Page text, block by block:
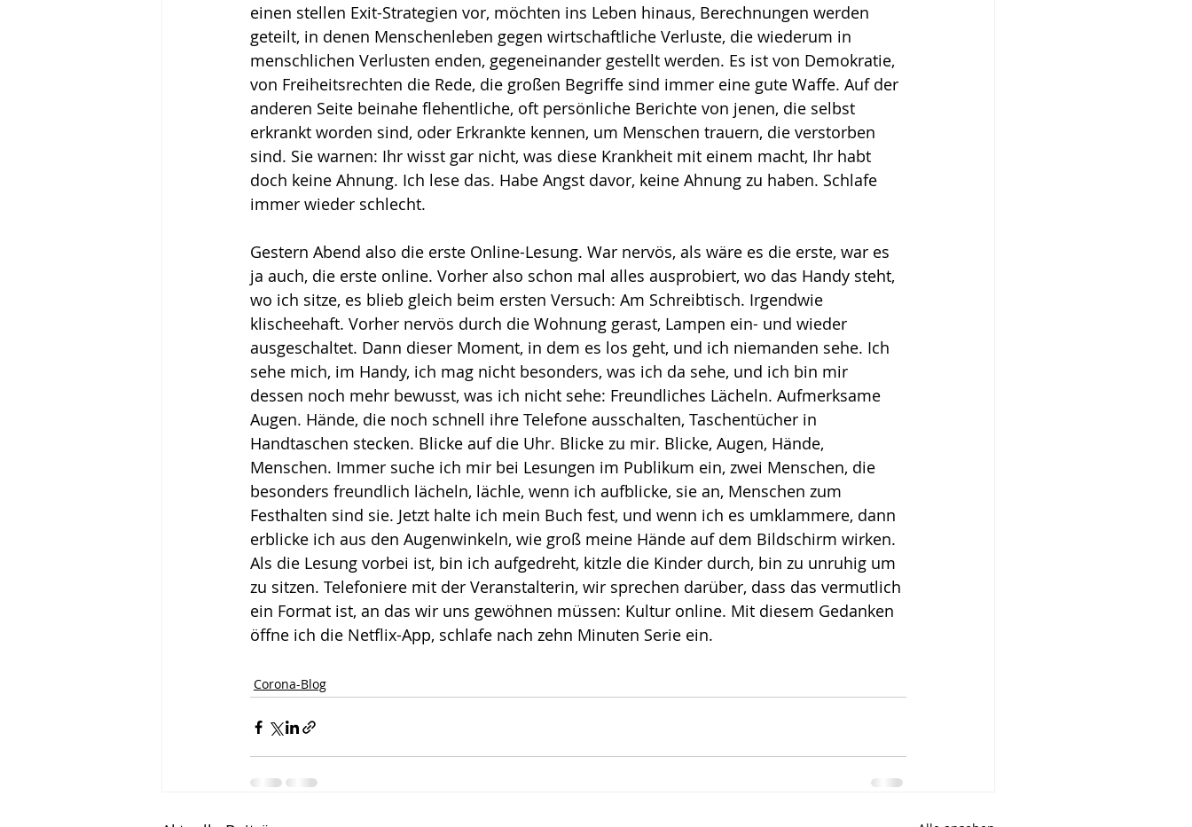
einen stellen Exit-Strategien vor, möchten ins Leben hinaus, Berechnungen werden
geteilt, in denen Menschenleben gegen wirtschaftliche Verluste, die wiederum in
menschlichen Verlusten enden, gegeneinander gestellt werden. Es ist von Demokratie,
von Freiheitsrechten die Rede, die großen Begriffe sind immer eine gute Waffe. Auf der
anderen Seite beinahe flehentliche, oft persönliche Berichte von jenen, die selbst
erkrankt worden sind, oder Erkrankte kennen, um Menschen trauern, die verstorben
sind. Sie warnen: Ihr wisst gar nicht, was diese Krankheit mit einem macht, Ihr habt
doch keine Ahnung. Ich lese das. Habe Angst davor, keine Ahnung zu haben. Schlafe
immer wieder schlecht.
Gestern Abend also die erste Online-Lesung. War nervös, als wäre es die erste, war es
ja auch, die erste online. Vorher also schon mal alles ausprobiert, wo das Handy steht,
wo ich sitze, es blieb gleich beim ersten Versuch: Am Schreibtisch. Irgendwie
klischeehaft. Vorher nervös durch die Wohnung gerast, Lampen ein- und wieder
ausgeschaltet. Dann dieser Moment, in dem es los geht, und ich niemanden sehe. Ich
sehe mich, im Handy, ich mag nicht besonders, was ich da sehe, und ich bin mir
dessen noch mehr bewusst, was ich nicht sehe: Freundliches Lächeln. Aufmerksame
Augen. Hände, die noch schnell ihre Telefone ausschalten, Taschentücher in
Handtaschen stecken. Blicke auf die Uhr. Blicke zu mir. Blicke, Augen, Hände,
Menschen. Immer suche ich mir bei Lesungen im Publikum ein, zwei Menschen, die
besonders freundlich lächeln, lächle, wenn ich aufblicke, sie an, Menschen zum
Festhalten sind sie. Jetzt halte ich mein Buch fest, und wenn ich es umklammere, dann
erblicke ich aus den Augenwinkeln, wie groß meine Hände auf dem Bildschirm wirken.
Als die Lesung vorbei ist, bin ich aufgedreht, kitzle die Kinder durch, bin zu unruhig um
zu sitzen. Telefoniere mit der Veranstalterin, wir sprechen darüber, dass das vermutlich
ein Format ist, an das wir uns gewöhnen müssen: Kultur online. Mit diesem Gedanken
öffne ich die Netflix-App, schlafe nach zehn Minuten Serie ein.
Corona-Blog